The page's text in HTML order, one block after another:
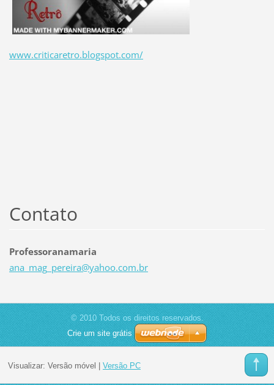
www.criticaretro.blogspot.com/
Contato
Professoranamaria
ana_mag_ pereira@yahoo.com.br
© 2010 Todos os direitos reservados.
Crie um site grátis
Visualizar: Versão móvel | Versão PC